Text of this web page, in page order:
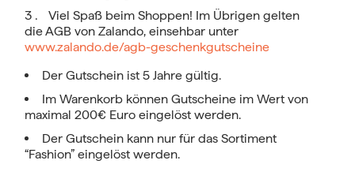
Viel Spaß beim Shoppen! Im Übrigen gelten
die AGB von Zalando, einsehbar unter
www.zalando.de/agb-geschenkgutscheine
Der Gutschein ist 5 Jahre gültig.
Im Warenkorb können Gutscheine im Wert von
maximal 200€ Euro eingelöst werden.
Der Gutschein kann nur für das Sortiment
“Fashion” eingelöst werden.